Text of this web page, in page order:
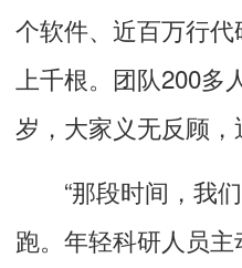
个软件、近百万行
上千根。团队200多
岁，大家义无反顾，
“那段时间，我们
跑。年轻科研人员